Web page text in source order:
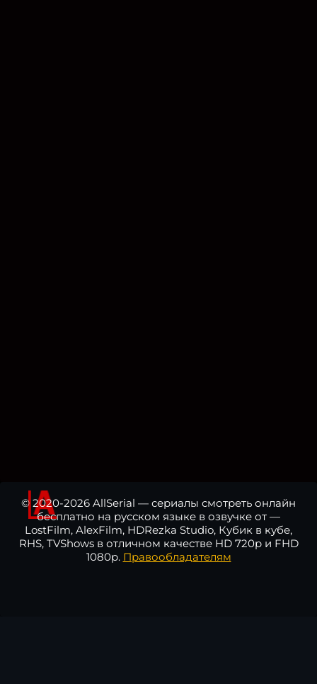
© 2020-2026 AllSerial — сериалы смотреть онлайн
бесплатно на русском языке в озвучке от —
LostFilm, AlexFilm, HDRezka Studio, Кубик в кубе,
RHS, TVShows в отличном качестве HD 720p и FHD
1080p. Правообладателям